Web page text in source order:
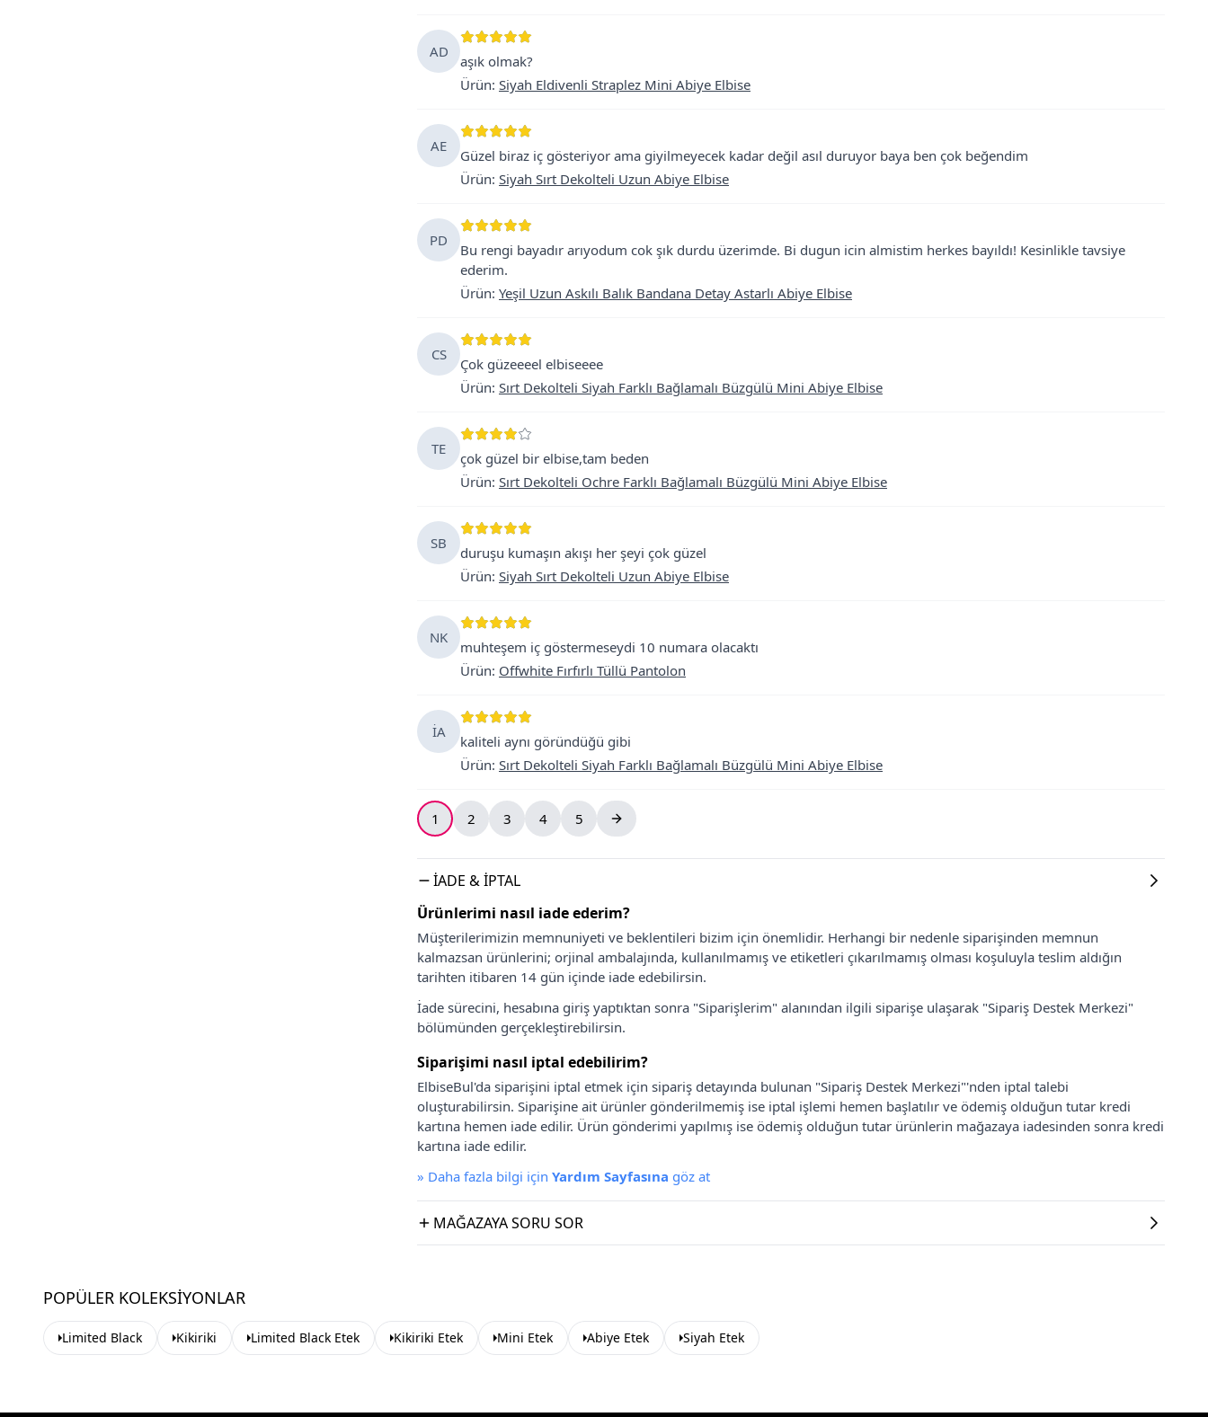
AD
aşık olmak?
Ürün: Siyah Eldivenli Straplez Mini Abiye Elbise
AE
Güzel biraz iç gösteriyor ama giyilmeyecek kadar değil asıl duruyor baya ben çok beğendim
Ürün: Siyah Sırt Dekolteli Uzun Abiye Elbise
PD
Bu rengi bayadır arıyodum cok şık durdu üzerimde. Bi dugun icin almistim herkes bayıldı! Kesinlikle tavsiye
ederim.
Ürün: Yeşil Uzun Askılı Balık Bandana Detay Astarlı Abiye Elbise
CS
Çok güzeeeel elbiseeee
Ürün: Sırt Dekolteli Siyah Farklı Bağlamalı Büzgülü Mini Abiye Elbise
TE
çok güzel bir elbise,tam beden
Ürün: Sırt Dekolteli Ochre Farklı Bağlamalı Büzgülü Mini Abiye Elbise
SB
duruşu kumaşın akışı her şeyi çok güzel
Ürün: Siyah Sırt Dekolteli Uzun Abiye Elbise
NK
muhteşem iç göstermeseydi 10 numara olacaktı
Ürün: Offwhite Fırfırlı Tüllü Pantolon
İA
kaliteli aynı göründüğü gibi
Ürün: Sırt Dekolteli Siyah Farklı Bağlamalı Büzgülü Mini Abiye Elbise
1 2 3 4 5
İADE & İPTAL
Ürünlerimi nasıl iade ederim?
Müşterilerimizin memnuniyeti ve beklentileri bizim için önemlidir. Herhangi bir nedenle siparişinden memnun
kalmazsan ürünlerini; orjinal ambalajında, kullanılmamış ve etiketleri çıkarılmamış olması koşuluyla teslim aldığın
tarihten itibaren 14 gün içinde iade edebilirsin.
İade sürecini, hesabına giriş yaptıktan sonra "Siparişlerim" alanından ilgili siparişe ulaşarak "Sipariş Destek Merkezi"
bölümünden gerçekleştirebilirsin.
Siparişimi nasıl iptal edebilirim?
ElbiseBul'da siparişini iptal etmek için sipariş detayında bulunan "Sipariş Destek Merkezi"'nden iptal talebi
oluşturabilirsin. Siparişine ait ürünler gönderilmemiş ise iptal işlemi hemen başlatılır ve ödemiş olduğun tutar kredi
kartına hemen iade edilir. Ürün gönderimi yapılmış ise ödemiş olduğun tutar ürünlerin mağazaya iadesinden sonra kredi
kartına iade edilir.
» Daha fazla bilgi için Yardım Sayfasına göz at
MAĞAZAYA SORU SOR
POPÜLER KOLEKSIYONLAR
Limited Black Kikiriki Limited Black Etek Kikiriki Etek Mini Etek Abiye Etek Siyah Etek